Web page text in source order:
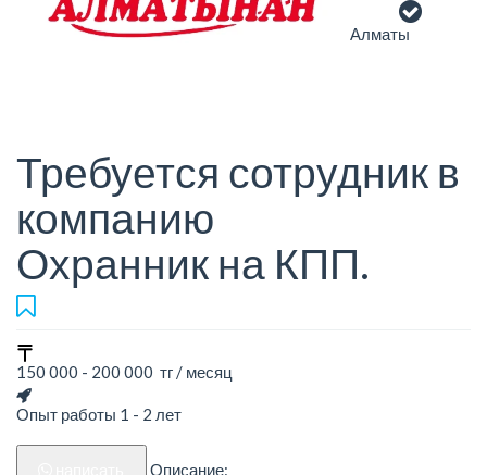
Алматы
Требуется сотрудник в
компанию
Охранник на КПП.
150 000 - 200 000 тг / месяц
Опыт работы 1 - 2 лет
Описание: